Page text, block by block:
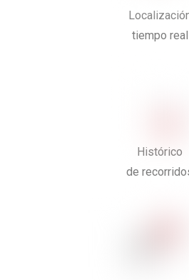
tiempo real
Histórico
de